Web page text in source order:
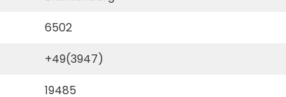
6502
+49(3947)
19485